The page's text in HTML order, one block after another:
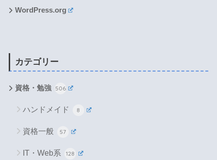
WordPress.org
カテゴリー
資格・勉強 506
ハンドメイド 8
資格一般 57
IT・Web系 128